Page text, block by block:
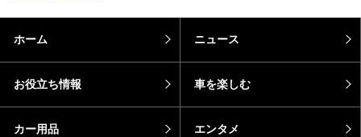
ホーム ニュース
お役立ち情報 車を楽しむ
カー用品 エンタメ